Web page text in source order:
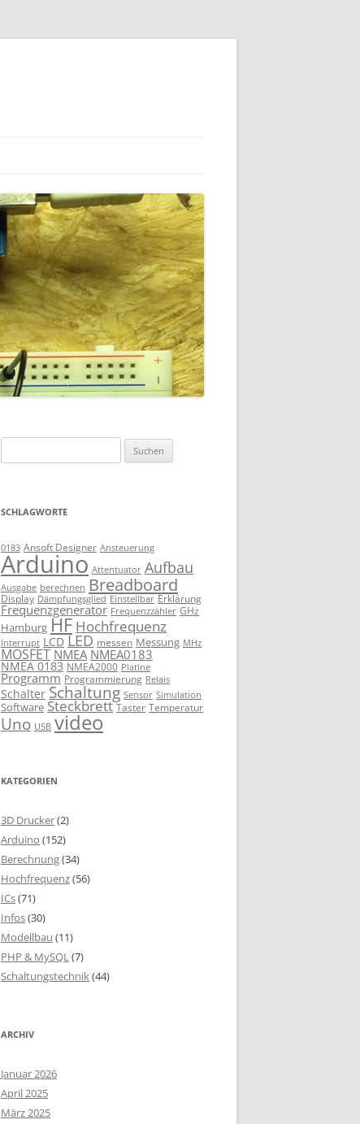
nach:
SCHLAGWORTE
0183 Ansoft Designer Ansteuerung
Arduino Attentuator Aufbau
Ausgabe berechnen Breadboard
Display Dämpfungsglied Einstellbar Erklärung
Frequenzgenerator Frequenzzähler GHz
Hamburg HF Hochfrequenz
Interrupt LCD LED messen Messung MHz
MOSFET NMEA NMEA0183
NMEA 0183 NMEA2000 Platine
Programm Programmierung Relais
Schalter Schaltung Sensor Simulation
Software Steckbrett Taster Temperatur
Uno USB video
KATEGORIEN
3D Drucker(2)
Arduino (152)
Berechnung(34)
Hochfrequenz(56)
ICs(71)
Infos(30)
Modellbau (11)
PHP & MySQL(7)
Schaltungstechnik(44)
ARCHIV
Januar 2026
April 2025
März 2025